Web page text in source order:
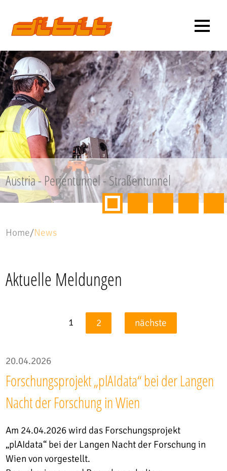
Austria - Perjentunnel - Straßentunnel
Home/News
Aktuelle Meldungen
1 2 nächste
20.04.2026
Forschungsprojekt „plAIdata“ bei der Langen
Nacht der Forschung in Wien
Am 24.04.2026 wird das Forschungsprojekt
„plAIdata“ bei der Langen Nacht der Forschung in
Wien von vorgestellt.